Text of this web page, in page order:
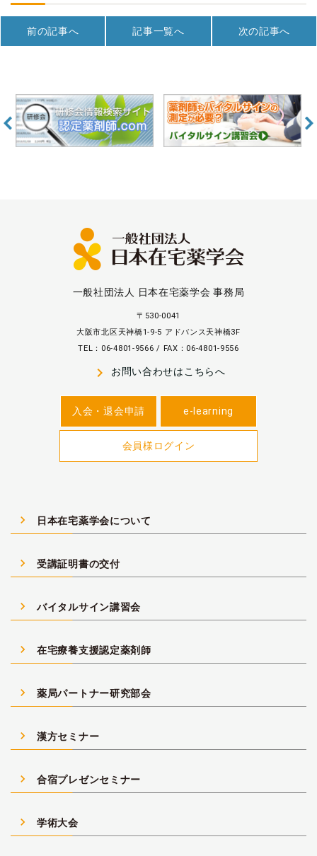
前の記事へ 記事一覧へ 次の記事へ
一般社団法人 日本在宅薬学会 事務局
〒530-0041
大阪市北区天神橋1-9-5 アドバンス天神橋3F
TEL：06-4801-9566 / FAX：06-4801-9556
navigate_next お問い合わせはこちらへ
入会・退会申請 e-learning
会員様ログイン
navigate_next 日本在宅薬学会について
navigate_next 受講証明書の交付
navigate_next バイタルサイン講習会
navigate_next 在宅療養支援認定薬剤師
navigate_next 薬局パートナー研究部会
navigate_next 漢方セミナー
navigate_next 合宿プレゼンセミナー
navigate_next 学術大会